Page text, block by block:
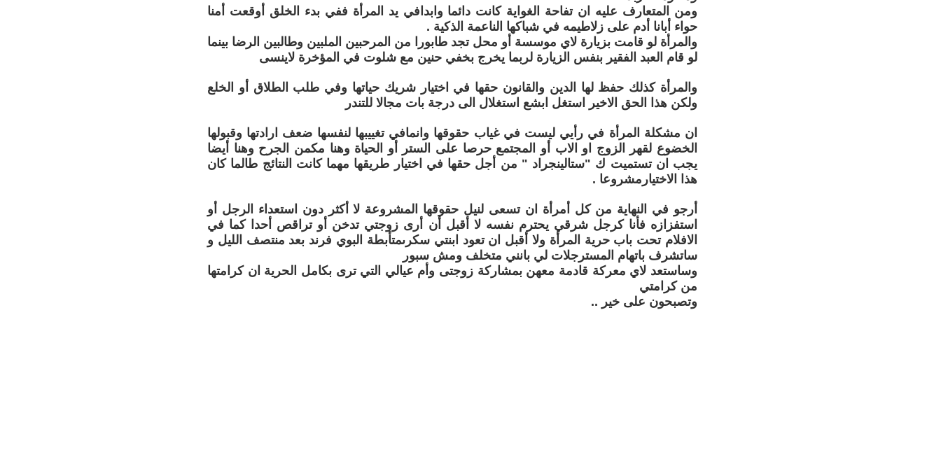
ومن المتعارف عليه ان تفاحة الغواية كانت دائما وابدافي يد المرأة ففي بدء الخلق أوقعت أمنا
حواء أبانا أدم على زلاطيمه في شباكها الناعمة الذكية .
والمرأة لو قامت بزيارة لاي موسسة أو محل تجد طابورا من المرحبين الملبين وطالبين الرضا بينما
لو قام العبد الفقير بنفس الزيارة لربما يخرج بخفي حنين مع شلوت في المؤخرة لاينسى
والمرأة كذلك حفظ لها الدين والقانون حقها في اختيار شريك حياتها وفي طلب الطلاق أو الخلع
ولكن هذا الحق الاخير استغل ابشع استغلال الى درجة بات مجالا للتندر
ان مشكلة المرأة في رأيي ليست في غياب حقوقها وانمافي تغييبها لنفسها ضعف ارادتها وقبولها
الخضوع لقهر الزوج او الاب أو المجتمع حرصا على الستر أو الحياة وهنا مكمن الجرح وهنا أيضا
يجب ان تستميت ك "ستالينجراد " من أجل حقها في اختيار طريقها مهما كانت النتائج طالما كان
هذا الاختيارمشروعا .
أرجو في النهاية من كل أمرأة ان تسعى لنيل حقوقها المشروعة لا أكثر دون استعداء الرجل أو
استفزازه فأنا كرجل شرقي يحترم نفسه لا أقبل أن أرى زوجتي تدخن أو تراقص أحدا كما في
الافلام تحت باب حرية المرأة ولا أقبل ان تعود ابنتي سكرىمتأبطة البوي فرند بعد منتصف الليل و
ساتشرف باتهام المسترجلات لي بانني متخلف ومش سبور
وساستعد لاي معركة قادمة معهن بمشاركة زوجتى وأم عيالي التي ترى بكامل الحرية ان كرامتها
من كرامتي
وتصبحون على خير ..